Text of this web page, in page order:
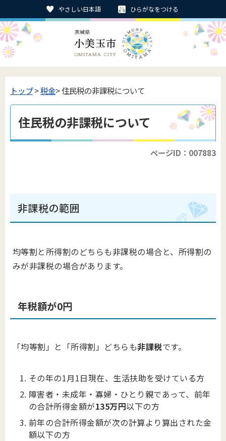
やさしい日本語 ひらがなをつける
トップ>税金> 住民税の非課税について
住民税の非課税について
ページID：007883
非課税の範囲
均等割と所得割のどちらも非課税の場合と、所得割の
みが非課税の場合があります。
年税額が0円
「均等割」と「所得割」どちらも非課税です。
その年の1月1日現在、生活扶助を受けている方
障害者・未成年・寡婦・ひとり親であって、前年
の合計所得金額が135万円以下の方
前年の合計所得金額が次の計算より算出された金
額以下の方